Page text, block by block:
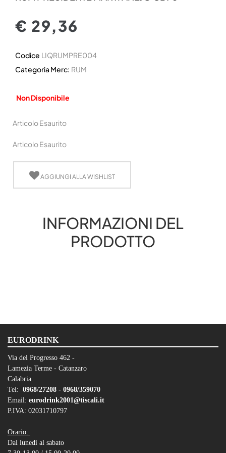
€ 29,36
Codice LIQRUMPRE004
Categoria Merc: RUM
Non Disponibile
Articolo Esaurito
Articolo Esaurito
AGGIUNGI ALLA WISHLIST
INFORMAZIONI DEL
PRODOTTO
EURODRINK
Via del Progresso 462 -
Lamezia Terme - Catanzaro
Calabria
Tel: 0968/27208 - 0968/359070
Email: eurodrink2001@tiscali.it
P.IVA: 02031710797
Orario:
Dal lunedì al sabato